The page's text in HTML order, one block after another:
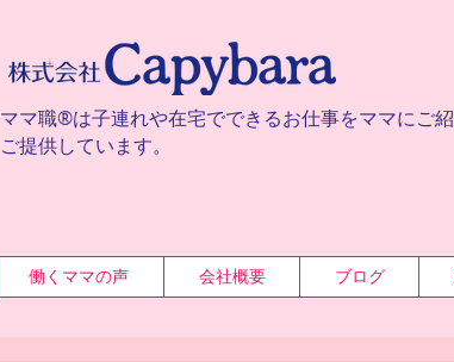
ママ職®は子連れや在宅でできるお仕事をママにご紹
ご提供しています。
働くママの声 会社概要 ブログ